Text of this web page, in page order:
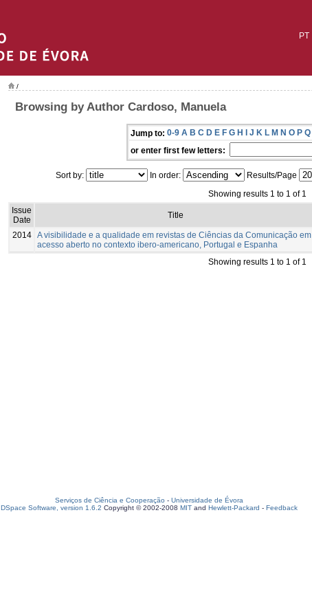
PT
/
Browsing by Author Cardoso, Manuela
Jump to: 0-9 A B C D E F G H I J K L M N O P Q
or enter first few letters:
Sort by: In order: Results/Page
Showing results 1 to 1 of 1
Issue
Date
Title
2014 A visibilidade e a qualidade em revistas de Ciências da Comunicação em
acesso aberto no contexto ibero-americano, Portugal e Espanha
Showing results 1 to 1 of 1
Serviços de Ciência e Cooperação - Universidade de Évora
DSpace Software, version 1.6.2 Copyright © 2002-2008 MIT and Hewlett-Packard - Feedback